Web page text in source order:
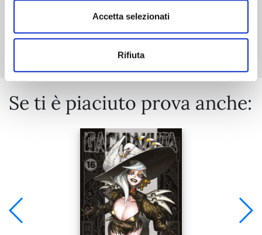
Accetta selezionati
Rifiuta
Mostra tutto
Se ti è piaciuto prova anche: